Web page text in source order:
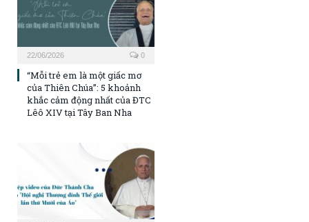
22/06/2026 0
“Mỗi trẻ em là một giấc mơ
của Thiên Chúa”: 5 khoảnh
khắc cảm động nhất của ĐTC
Lêô XIV tại Tây Ban Nha